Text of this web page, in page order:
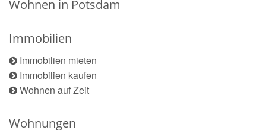
Wohnen in Potsdam
Immobilien
Immobilien mieten
Immobilien kaufen
Wohnen auf Zeit
Wohnungen